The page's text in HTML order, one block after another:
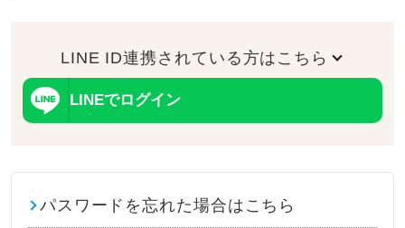
LINE ID連携されている方はこちら
LINEでログイン
パスワードを忘れた場合はこちら